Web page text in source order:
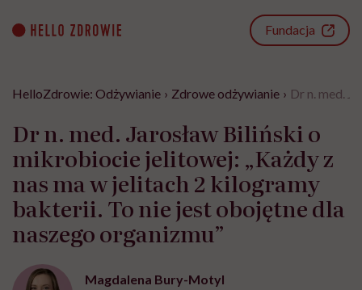
content
Fundacja
HelloZdrowie: Odżywianie › Zdrowe odżywianie › Dr n. med.
Dr n. med. Jarosław Biliński o
mikrobiocie jelitowej: „Każdy z
nas ma w jelitach 2 kilogramy
bakterii. To nie jest obojętne dla
naszego organizmu”
Magdalena Bury-Motyl